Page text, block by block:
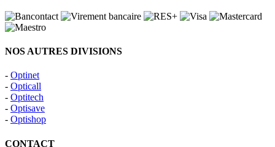
NOS AUTRES DIVISIONS
- Optinet
- Opticall
- Optitech
- Optisave
- Optishop
CONTACT